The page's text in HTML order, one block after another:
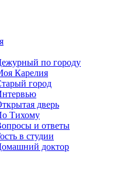
по городу
Карелия
город
дверь
Тихому
и ответы
в студии
доктор